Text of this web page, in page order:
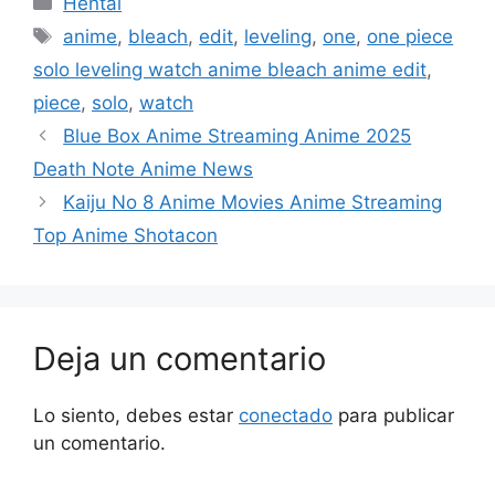
Etiquetas
anime, bleach, edit, leveling, one, one piece
solo leveling watch anime bleach anime edit,
piece, solo, watch
Blue Box Anime Streaming Anime 2025
Death Note Anime News
Kaiju No 8 Anime Movies Anime Streaming
Top Anime Shotacon
Deja un comentario
Lo siento, debes estar conectado para publicar
un comentario.